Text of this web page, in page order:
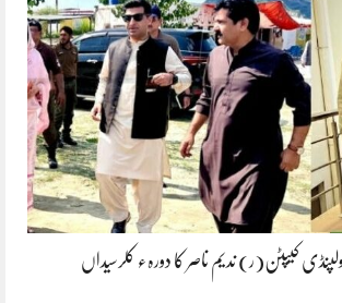
کیپٹن(ر) ندیم ناصر کا دورہء کلرسیداں